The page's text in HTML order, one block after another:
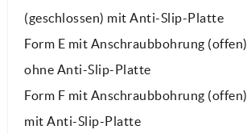
(geschlossen) mit Anti-Slip-Platte
Form E mit Anschraubbohrung (offen)
ohne Anti-Slip-Platte
Form F mit Anschraubbohrung (offen)
mit Anti-Slip-Platte